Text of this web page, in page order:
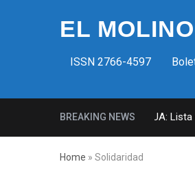
EL
ISSN 2766-4597
BREAKING NEWS
Milicias fascistas en EUA: Lista de
Home » Solidaridad